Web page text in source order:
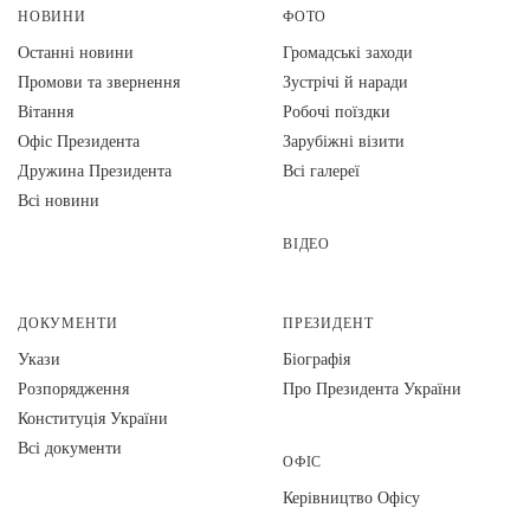
НОВИНИ
Останні новини
Промови та звернення
Вiтання
Офіс Президента
Дружина Президента
Всі новини
ФОТО
Громадські заходи
Зустрічі й наради
Робочі поїздки
Зарубіжні візити
Всі галереї
ВІДЕО
ДОКУМЕНТИ
Укази
Розпорядження
Конституція України
Всі документи
ПРЕЗИДЕНТ
Біографія
Про Президента України
ОФІС
Керівництво Офісу